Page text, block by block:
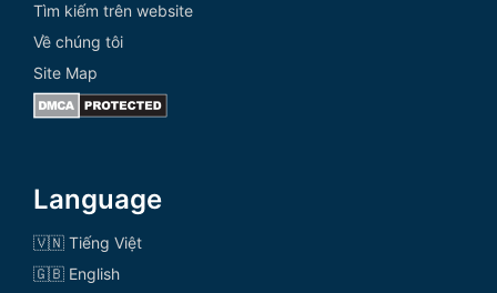
Tìm kiếm trên website
Về chúng tôi
Site Map
Language
🇻🇳 Tiếng Việt
🇬🇧 English